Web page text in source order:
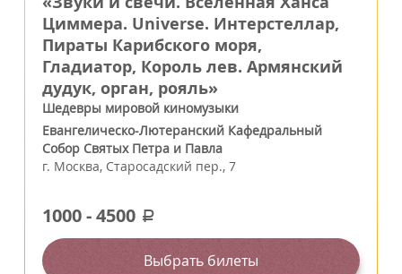
Циммера. Universe. Интерстеллар,
Пираты Карибского моря,
Гладиатор, Король лев. Армянский
дудук, орган, рояль»
Шедевры мировой киномузыки
Евангелическо-Лютеранский Кафедральный
Собор Святых Петра и Павла
г. Москва, Старосадский пер., 7
1000-4500 a
Выбрать билеты